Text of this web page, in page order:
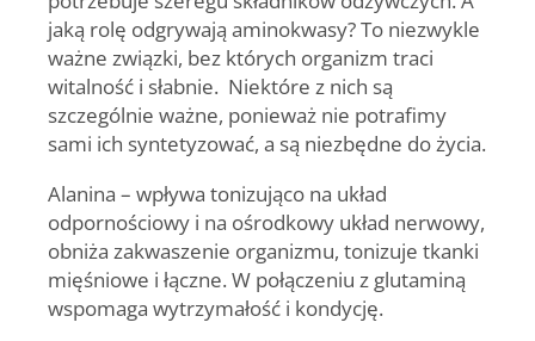
jaką rolę odgrywają aminokwasy? To niezwykle
ważne związki, bez których organizm traci
witalność i słabnie. Niektóre z nich są
szczególnie ważne, ponieważ nie potrafimy
sami ich syntetyzować, a są niezbędne do życia.
Alanina – wpływa tonizująco na układ
odpornościowy i na ośrodkowy układ nerwowy,
obniża zakwaszenie organizmu, tonizuje tkanki
mięśniowe i łączne. W połączeniu z glutaminą
wspomaga wytrzymałość i kondycję.